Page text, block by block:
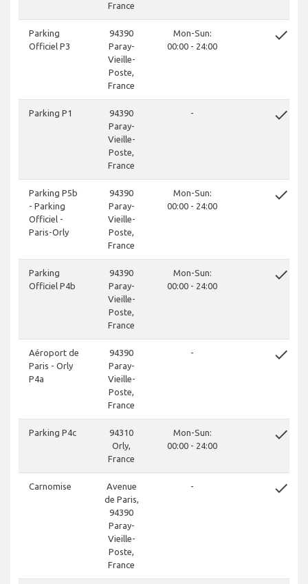
France
Parking
Officiel P3
94390
Paray-
Vieille-
Poste,
France
Mon-Sun:
00:00 - 24:00
done
Parking P1
94390
Paray-
Vieille-
Poste,
France
- done
Parking P5b
- Parking
Officiel -
Paris-Orly
94390
Paray-
Vieille-
Poste,
France
Mon-Sun:
00:00 - 24:00
done
Parking
Officiel P4b
94390
Paray-
Vieille-
Poste,
France
Mon-Sun:
00:00 - 24:00
done
Aéroport de
Paris - Orly
P4a
94390
Paray-
Vieille-
Poste,
France
- done
Parking P4c
94310
Orly,
France
Mon-Sun:
00:00 - 24:00
done
Carnomise
Avenue
de Paris,
94390
Paray-
Vieille-
Poste,
France
- done